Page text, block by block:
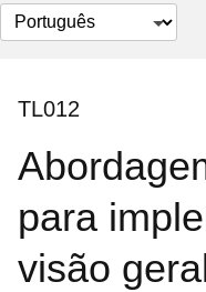
Selecionar
idioma
TL012
para
visão